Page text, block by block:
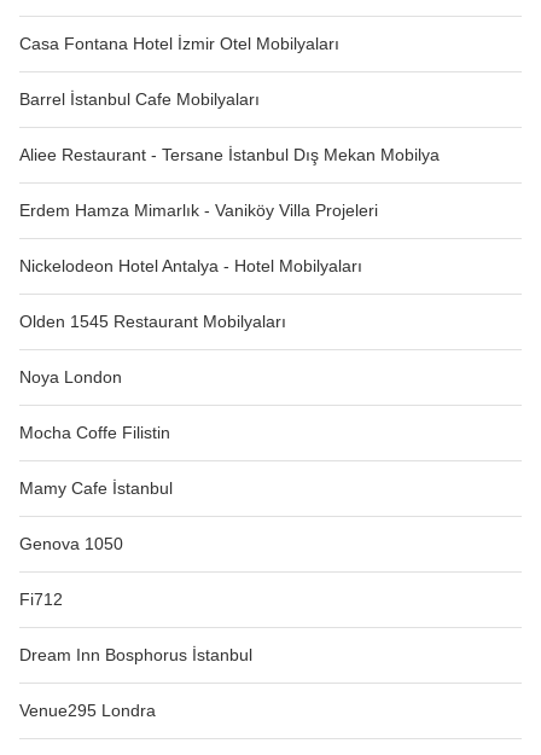
Casa Fontana Hotel İzmir Otel Mobilyaları
Barrel İstanbul Cafe Mobilyaları
Aliee Restaurant - Tersane İstanbul Dış Mekan Mobilya
Erdem Hamza Mimarlık - Vaniköy Villa Projeleri
Nickelodeon Hotel Antalya - Hotel Mobilyaları
Olden 1545 Restaurant Mobilyaları
Noya London
Mocha Coffe Filistin
Mamy Cafe İstanbul
Genova 1050
Fi712
Dream Inn Bosphorus İstanbul
Venue295 Londra